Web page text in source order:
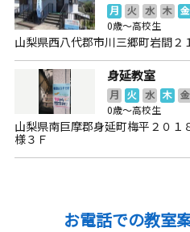
月 火 水 木 金
0歳～高校生
山梨県西八代郡市川三郷町岩間２
身延教室
月 火 水 木 金
0歳～高校生
山梨県南巨摩郡身延町梅平２０
様３Ｆ
お電話での教室